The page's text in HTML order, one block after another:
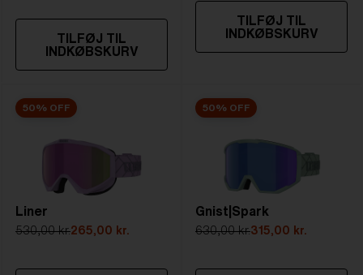
TILFØJ TIL
INDKØBSKURV
TILFØJ TIL
INDKØBSKURV
50% OFF
Liner
530,00 kr.265,00 kr.
50% OFF
Gnist|Spark
630,00 kr.315,00 kr.